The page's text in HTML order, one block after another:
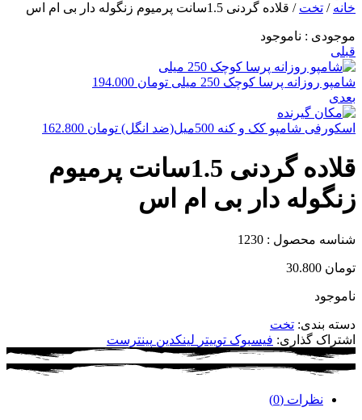
خانه / تخت / قلاده گردنی 1.5سانت پرمیوم زنگوله دار بی ام اس
موجودی : ناموجود
قبلی
شامپو روزانه پرسا کوچک 250 میلی تومان
بعدی
اسکورفی شامپو کک و کنه 500میل(ضد انگل) تومان
قلاده گردنی 1.5سانت پرمیوم
زنگوله دار بی ام اس
شناسه محصول : 1230
تومان
ناموجود
دسته بندی: تخت
اشتراک گذاری: فیسبوک توییتر لینکدین پینترست
نظرات (0)